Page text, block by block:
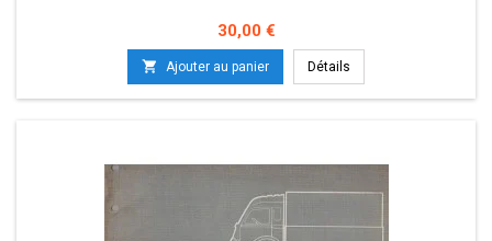
Prix
30,00 €
 Ajouter au panier Détails